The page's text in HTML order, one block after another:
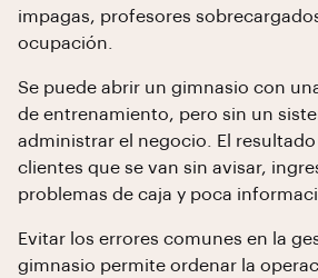
impagas, profesores
ocupación.
Se puede abrir un gimnasio con
de entrenamiento, pero sin un
administrar el negocio. El
clientes que se van sin avisar,
problemas de caja y poca
Evitar los errores comunes en la
gimnasio permite ordenar la